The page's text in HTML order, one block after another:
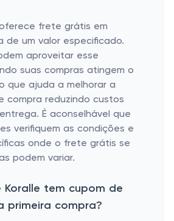
oferece frete grátis em
de um valor especificado.
aproveitar esse
suas compras atingem o
que ajuda a melhorar a
compra reduzindo custos
É aconselhável que
verifiquem as condições e
onde o frete grátis se
podem variar.
Koralle tem cupom de
primeira compra?